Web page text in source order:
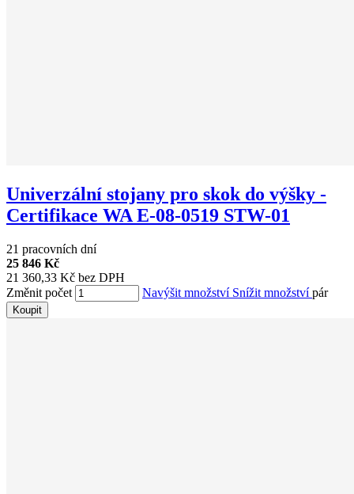
Univerzální stojany pro skok do výšky -
Certifikace WA E-08-0519 STW-01
21 pracovních dní
25 846 Kč
21 360,33 Kč bez DPH
Změnit počet
Navýšit množství Snížit množstvípár
Koupit